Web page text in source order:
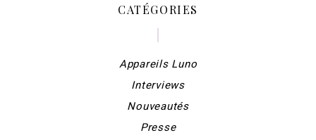
CATÉGORIES
Appareils Luno
Interviews
Nouveautés
Presse